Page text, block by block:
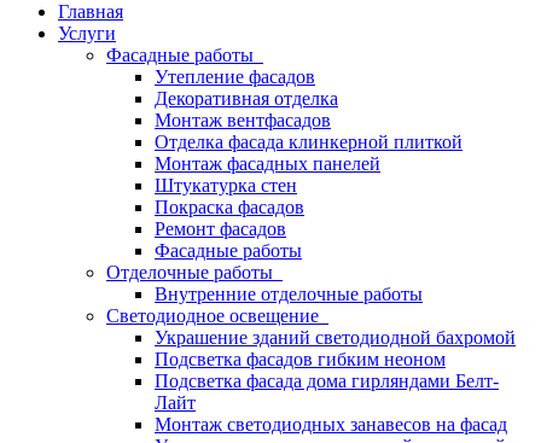
Главная
Услуги
Фасадные работы
Утепление фасадов
Декоративная отделка
Монтаж вентфасадов
Отделка фасада клинкерной плиткой
Монтаж фасадных панелей
Штукатурка стен
Покраска фасадов
Ремонт фасадов
Фасадные работы
Отделочные работы
Внутренние отделочные работы
Светодиодное освещение
Украшение зданий светодиодной бахромой
Подсветка фасадов гибким неоном
Подсветка фасада дома гирляндами Белт-
Лайт
Монтаж светодиодных занавесов на фасад